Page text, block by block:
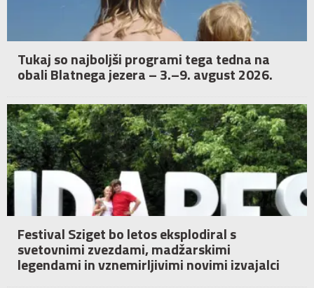
Tukaj so najboljši programi tega tedna na
obali Blatnega jezera – 3.–9. avgust 2026.
Festival Sziget bo letos eksplodiral s
svetovnimi zvezdami, madžarskimi
legendami in vznemirljivimi novimi izvajalci